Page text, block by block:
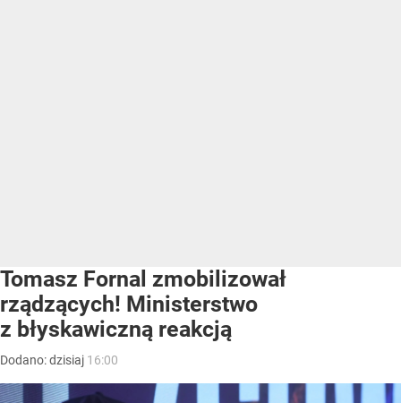
Tomasz Fornal zmobilizował
rządzących! Ministerstwo
z błyskawiczną reakcją
Dodano:dzisiaj 16:00